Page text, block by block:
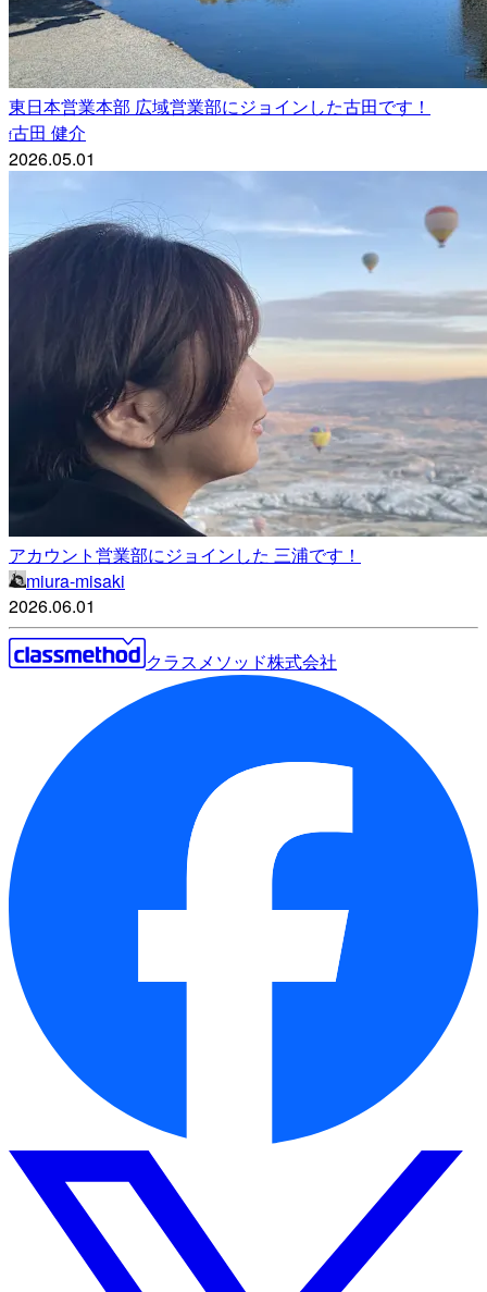
東日本営業本部 広域営業部にジョインした古田です！
f古田 健介
2026.05.01
アカウント営業部にジョインした 三浦です！
miura-misaki
2026.06.01
クラスメソッド株式会社